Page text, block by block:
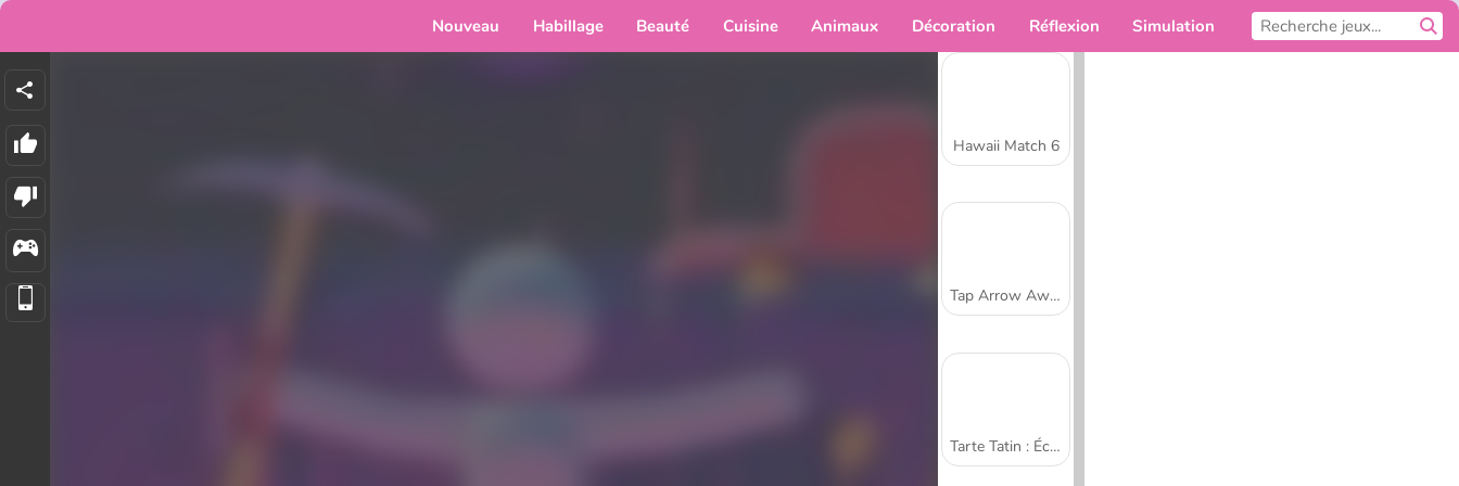
Nouveau Habillage Beauté Cuisine Animaux Décoration Réflexion Simulation
Hawaii Match 6
Tap Arrow Away
Tarte Tatin : École de cuisine de Sara